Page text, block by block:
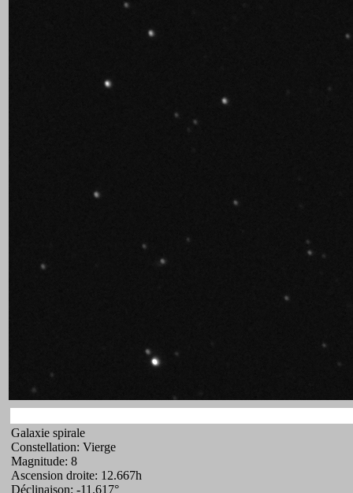
Galaxie spirale
Constellation: Vierge
Magnitude: 8
Ascension droite: 12.667h
Déclinaison: -11.617°